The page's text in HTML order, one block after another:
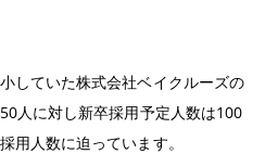
していた株式会社ベイクルーズの
人に対し新卒採用予定人数は100
用人数に迫っています。